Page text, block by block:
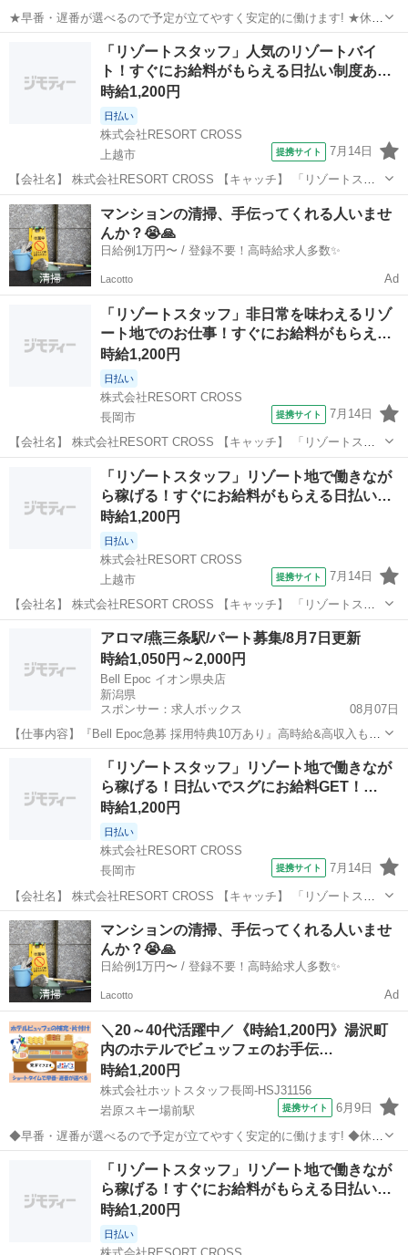
★早番・遅番が選べるので予定が立てやすく安定的に働けます! ★休憩
なしの実働6時間勤務なので効率的に稼いでプライベート充実♪
━━━━━━━━━━━━━━━━━━━━ 【仕事内容】 リゾートホ
テルでのキッチン補助のお仕事...
岩原スキー場前駅 ホテル
「リゾートスタッフ」人気のリゾートバイ
ト！すぐにお給料がもらえる日払い制度あ
り…
時給1,200円
日払い
株式会社RESORT CROSS
上越市
提携サイト 7月14日
【会社名】 株式会社RESORT CROSS 【キャッチ】 「リゾートスタ
ッフ」人気のリゾートバイト！すぐにお給料がもらえる日払い制度あ
り！履歴書来社不要でらくらく！ 【コメント】 ＼新規スタッフ100名
以上の大募集★／...
新潟 上越市
マンションの清掃、手伝ってくれる人いませ
んか？😭🙏
日給例1万円〜 / 登録不要！高時給求人多数✨
Lacotto Ad
「リゾートスタッフ」非日常を味わえるリゾ
ート地でのお仕事！すぐにお給料がもらえ…
時給1,200円
日払い
株式会社RESORT CROSS
長岡市
提携サイト 7月14日
【会社名】 株式会社RESORT CROSS 【キャッチ】 「リゾートスタ
ッフ」非日常を味わえるリゾート地でのお仕事！すぐにお給料がもら
える日払い制度あり！履歴書来社不要でらくらく！ 【コメント】 ＼新
規スタッフ100名...
ホテル
「リゾートスタッフ」リゾート地で働きなが
ら稼げる！すぐにお給料がもらえる日払い…
時給1,200円
日払い
株式会社RESORT CROSS
上越市
提携サイト 7月14日
【会社名】 株式会社RESORT CROSS 【キャッチ】 「リゾートスタ
ッフ」リゾート地で働きながら稼げる！すぐにお給料がもらえる日払
い制度あり！履歴書来社不要でらくらく！ 【コメント】 ＼新規スタッ
フ100名以上の大...
ホテル
アロマ/燕三条駅/パート募集/8月7日更新
時給1,050円～2,000円
Bell Epoc イオン県央店
新潟県
スポンサー：求人ボックス
08月07日
【仕事内容】『Bell Epoc急募 採用特典10万あり』高時給&高収入も叶
う <募集職種> アロマ <仕事内容> リラクゼーションセラピストとして
『癒されたい』『元気になりたい』『健康になりたい』などの悩みを
施術でサポートする...
アルバイト・パート
「リゾートスタッフ」リゾート地で働きなが
ら稼げる！日払いでスグにお給料GET！…
時給1,200円
日払い
株式会社RESORT CROSS
長岡市
提携サイト 7月14日
【会社名】 株式会社RESORT CROSS 【キャッチ】 「リゾートスタ
ッフ」リゾート地で働きながら稼げる！日払いでスグにお給料GET！
履歴書来社不要でらくらく！ 【コメント】 ＼新規スタッフ100名以上
の大募集★／ ...
新潟 長岡市
マンションの清掃、手伝ってくれる人いませ
んか？😭🙏
日給例1万円〜 / 登録不要！高時給求人多数✨
Lacotto Ad
＼20～40代活躍中／《時給1,200円》湯沢町
内のホテルでビュッフェのお手伝…
時給1,200円
株式会社ホットスタッフ長岡-HSJ31156
岩原スキー場前駅
提携サイト 6月9日
◆早番・遅番が選べるので予定が立てやすく安定的に働けます! ◆休憩
なしの実働6時間勤務なので効率的に稼いでプライベート充実♪
================ ＼作業内容のご紹介♪/ ================
岩原スキー場前駅 ホテル
「リゾートスタッフ」リゾート地で働きなが
ら稼げる！すぐにお給料がもらえる日払い…
時給1,200円
日払い